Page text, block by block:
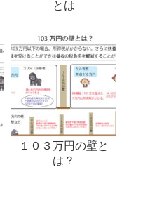
とは
１０３万円の壁と
は？